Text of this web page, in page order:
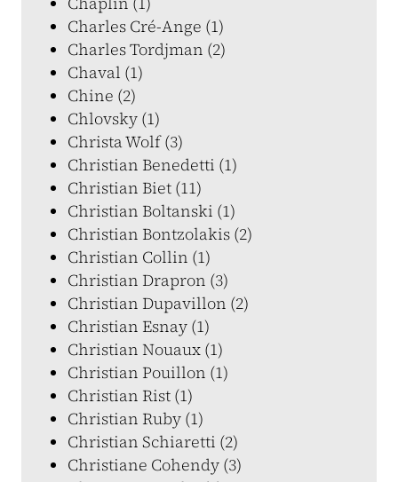
Charles Cré-Ange (1)
Charles Tordjman (2)
Chaval (1)
Chine (2)
Chlovsky (1)
Christa Wolf (3)
Christian Benedetti (1)
Christian Biet (11)
Christian Boltanski (1)
Christian Bontzolakis (2)
Christian Collin (1)
Christian Drapron (3)
Christian Dupavillon (2)
Christian Esnay (1)
Christian Nouaux (1)
Christian Pouillon (1)
Christian Rist (1)
Christian Ruby (1)
Christian Schiaretti (2)
Christiane Cohendy (3)